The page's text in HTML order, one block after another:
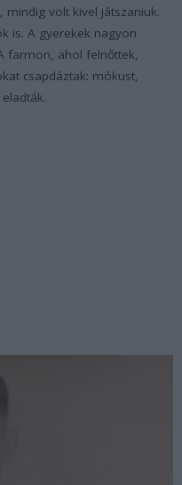
volt kivel játszaniuk.
is. A gyerekek nagyon
farmon, ahol felnőttek,
csapdáztak: mókust,